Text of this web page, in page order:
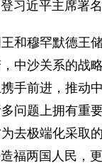
习近平主席署名
和穆罕默德王
中沙关系的战
手前进，推动
问题上拥有重
去极端化采取
福两国人民，